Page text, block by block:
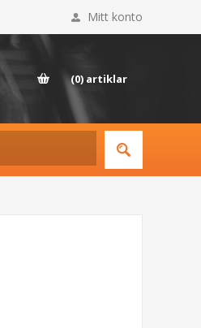
Mitt konto
(0) artiklar